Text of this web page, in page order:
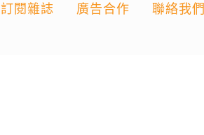
訂閱雜誌 廣告合作 聯絡我們